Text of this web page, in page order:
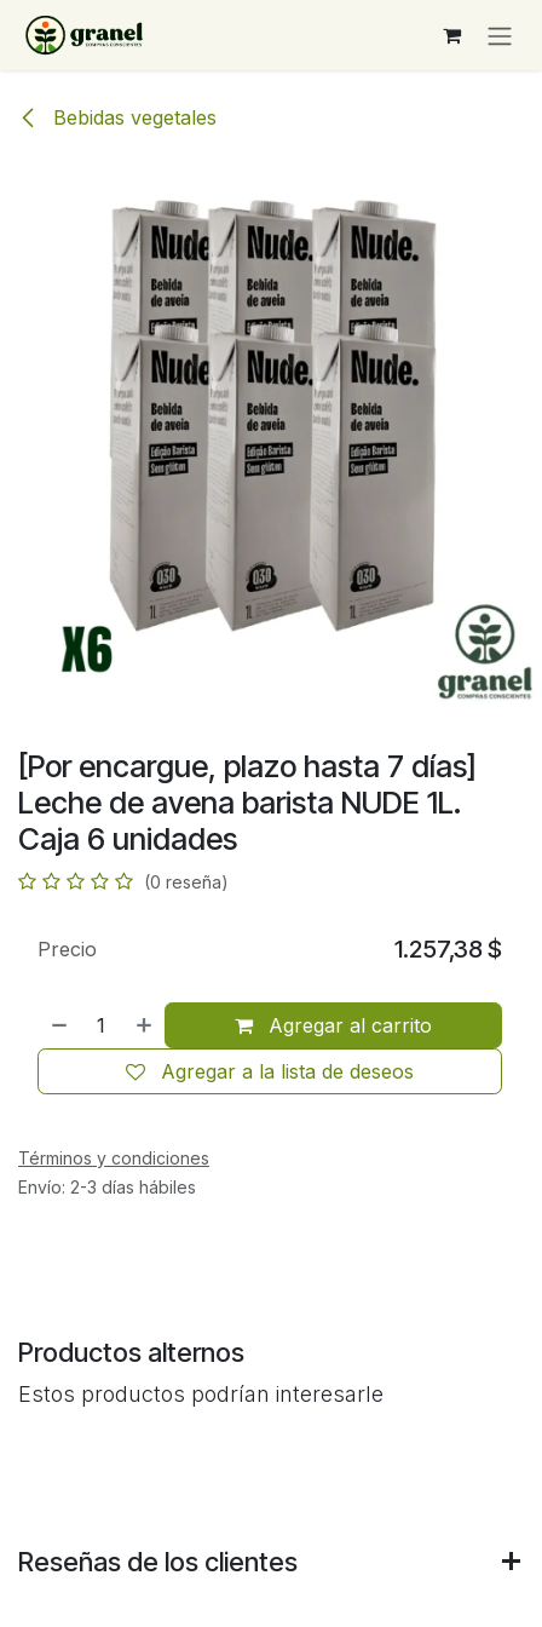
Ir al contenido
Bebidas vegetales
[Por encargue, plazo hasta 7 días]
Leche de avena barista NUDE 1L.
Caja 6 unidades
(0 reseña)
Agregar al carrito
Agregar a la lista de deseos
Precio 1.257,38$
Términos y condiciones
Envío: 2-3 días hábiles
Productos alternos
Estos productos podrían interesarle
Reseñas de los clientes